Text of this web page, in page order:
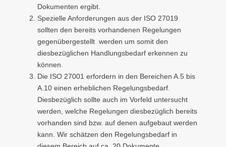
Dokumenten ergibt.
Spezielle Anforderungen aus der ISO 27019
sollten den bereits vorhandenen Regelungen
gegenübergestellt werden um somit den
diesbezüglichen Handlungsbedarf erkennen zu
können.
Die ISO 27001 erfordern in den Bereichen A.5 bis
A.10 einen erheblichen Regelungsbedarf.
Diesbezüglich sollte auch im Vorfeld untersucht
werden, welche Regelungen diesbezüglich bereits
vorhanden sind bzw. auf denen aufgebaut werden
kann. Wir schätzen den Regelungsbedarf in